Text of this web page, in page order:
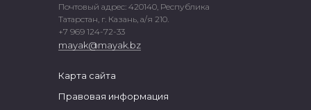
Почтовый адрес: 420140, Республика
Татарстан, г. Казань, а/я 210.
+7 969 124-72-33
mayak@mayak.bz
Карта сайта
Правовая информация